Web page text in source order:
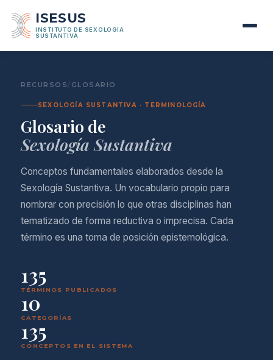
ISESUS
INSTITUTO DE SEXOLOGÍA
SUSTANTIVA
RECURSOS/ GLOSARIO
SEXOLOGÍA SUSTANTIVA · TERMINOLOGÍA
Glosario de
Sexología Sustantiva
Conceptos fundamentales elaborados desde la
Sexología Sustantiva. Un vocabulario propio para
nombrar con precisión lo que otras disciplinas han
tematizado de forma reductiva o imprecisa. Cada
término es una toma de posición epistemológica.
135
TÉRMINOS PUBLICADOS
10
CATEGORÍAS
135
CONCEPTOS EN EL SISTEMA